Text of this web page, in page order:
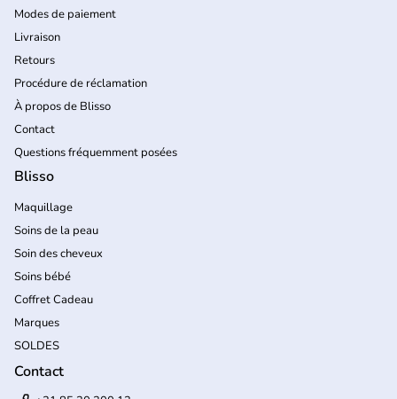
Modes de paiement
Livraison
Retours
Procédure de réclamation
À propos de Blisso
Contact
Questions fréquemment posées
Blisso
Maquillage
Soins de la peau
Soin des cheveux
Soins bébé
Coffret Cadeau
Marques
SOLDES
Contact